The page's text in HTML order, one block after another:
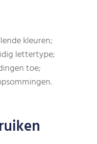
kleuren;
lettertype;
toe;